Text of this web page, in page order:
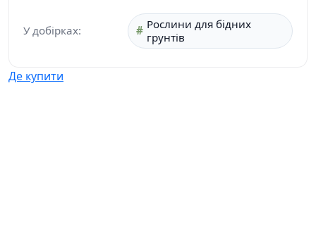
У добірках:
Рослини для бідних
грунтів
Де купити